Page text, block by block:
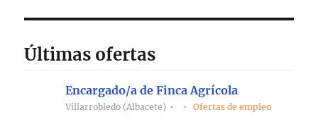
Últimas ofertas
Encargado/a de Finca Agrícola
Villarrobledo (Albacete)
Ofertas de empleo